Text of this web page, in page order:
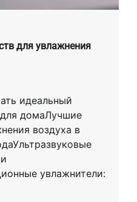
для увлажнения
идеальный
домаЛучшие
воздуха в
увлажнители: